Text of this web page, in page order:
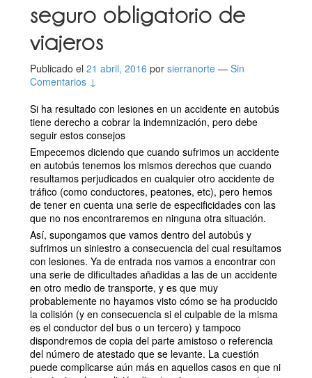
seguro obligatorio de
viajeros
Publicado el21 abril, 2016 porsierranorte — Sin
Comentarios ↓
Si ha resultado con lesiones en un accidente en autobús
tiene derecho a cobrar la indemnización, pero debe
seguir estos consejos
Empecemos diciendo que cuando sufrimos un accidente
en autobús tenemos los mismos derechos que cuando
resultamos perjudicados en cualquier otro accidente de
tráfico (como conductores, peatones, etc), pero hemos
de tener en cuenta una serie de especificidades con las
que no nos encontraremos en ninguna otra situación.
Así, supongamos que vamos dentro del autobús y
sufrimos un siniestro a consecuencia del cual resultamos
con lesiones. Ya de entrada nos vamos a encontrar con
una serie de dificultades añadidas a las de un accidente
en otro medio de transporte, y es que muy
probablemente no hayamos visto cómo se ha producido
la colisión (y en consecuencia si el culpable de la misma
es el conductor del bus o un tercero) y tampoco
dispondremos de copia del parte amistoso o referencia
del número de atestado que se levante. La cuestión
puede complicarse aún más en aquellos casos en que ni